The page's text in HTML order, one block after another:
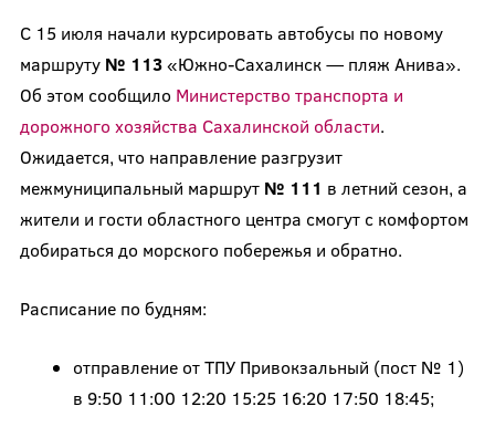
С 15 июля начали курсировать автобусы по новому
маршруту № 113«Южно-Сахалинск — пляж Анива».
Об этом сообщило Министерство транспорта и
дорожного хозяйства Сахалинской области.
Ожидается, что направление разгрузит
межмуниципальный маршрут № 111 в летний сезон, а
жители и гости областного центра смогут с комфортом
добираться до морского побережья и обратно.
Расписание по будням:
отправление от ТПУ Привокзальный (пост № 1)
в 9:50 11:00 12:20 15:25 16:20 17:50 18:45;